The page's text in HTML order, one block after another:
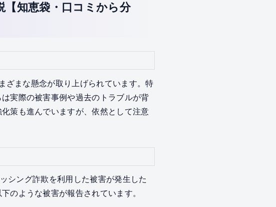
【知恵袋・口コミから分
ざまな懸念が取り上げられています。特
実際の被害事例や過去のトラブルが背
策も進んでいますが、依然として注意
シング詐欺を利用した被害が発生した
のような被害が報告されています。